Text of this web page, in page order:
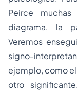
Peirce
diagrama, la
Veremos
signo-
ejemplo, como
otro